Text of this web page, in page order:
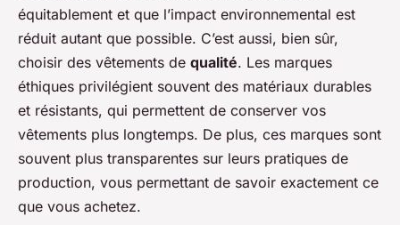
équitablement et que l’impact environnemental est
réduit autant que possible. C’est aussi, bien sûr,
choisir des vêtements de qualité. Les marques
éthiques privilégient souvent des matériaux durables
et résistants, qui permettent de conserver vos
vêtements plus longtemps. De plus, ces marques sont
souvent plus transparentes sur leurs pratiques de
production, vous permettant de savoir exactement ce
que vous achetez.